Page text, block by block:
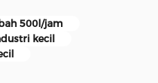
500l/jam
kecil